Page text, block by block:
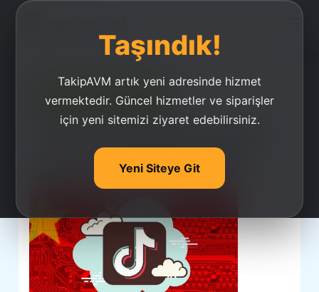
Taşındık!
TakipAVM artık yeni adresinde hizmet
vermektedir. Güncel hizmetler ve siparişler
için yeni sitemizi ziyaret edebilirsiniz.
Yeni Siteye Git
Ucuz Takipçi Satın Al
Tiktok Videoları Nasıl
Daha Güzel Çekilir?